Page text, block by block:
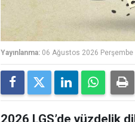
Yayınlanma: 06 Ağustos 2026 Perşembe
2026 LGS’de yüzdelik